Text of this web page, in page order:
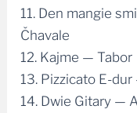
11. Den mangie
Čhavale
12. Kajme — Tabor
13. Pizzicato E-
14. Dwie Gitary —